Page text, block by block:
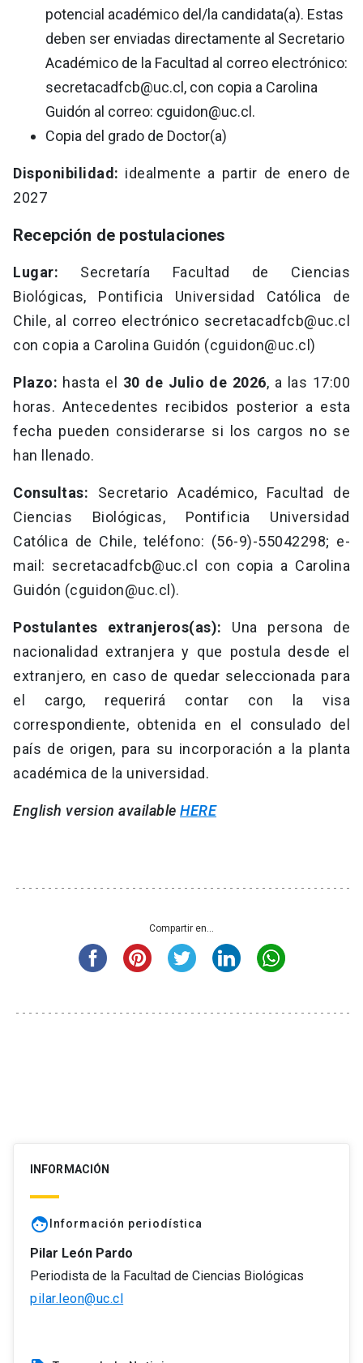
potencial académico del/la candidata(a). Estas
deben ser enviadas directamente al Secretario
Académico de la Facultad al correo electrónico:
secretacadfcb@uc.cl , con copia a Carolina
Guidón al correo: cguidon@uc.cl .
Copia del grado de Doctor(a)
Disponibilidad: idealmente a partir de enero de
2027
Recepción de postulaciones
Lugar: Secretaría Facultad de Ciencias
Biológicas, Pontificia Universidad Católica de
Chile, al correo electrónico secretacadfcb@uc.cl
con copia a Carolina Guidón (cguidon@uc.cl )
Plazo: hasta el 30 de Julio de 2026, a las 17:00
horas. Antecedentes recibidos posterior a esta
fecha pueden considerarse si los cargos no se
han llenado.
Consultas: Secretario Académico, Facultad de
Ciencias Biológicas, Pontificia Universidad
Católica de Chile, teléfono: (56-9)-55042298; e-
mail: secretacadfcb@uc.cl
con copia a Carolina
Guidón (cguidon@uc.cl ).
Postulantes extranjeros(as): Una persona de
nacionalidad extranjera y que postula desde el
extranjero, en caso de quedar seleccionada para
el cargo, requerirá contar con la visa
correspondiente, obtenida en el consulado del
país de origen, para su incorporación a la planta
académica de la universidad.
English version available HERE
Compartir en...
INFORMACIÓN
face Información periodística
Pilar León Pardo
Periodista de la Facultad de Ciencias Biológicas
pilar.leon@uc.cl